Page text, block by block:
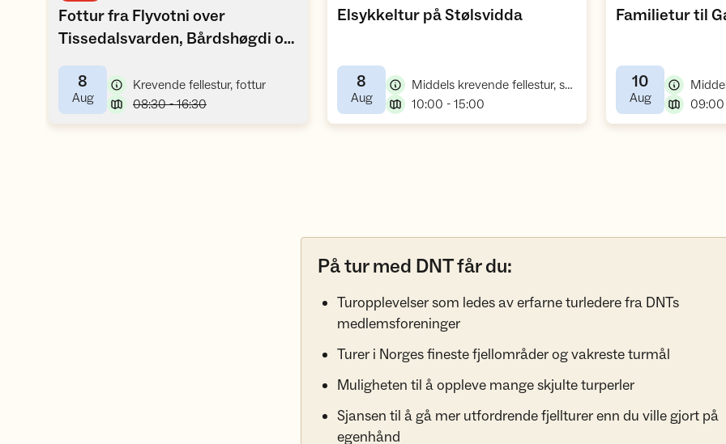
Fottur fra Flyvotni over
Tissedalsvarden, Bårdshøgdi og
ned til Øvrevoll
8
Aug,
Krevende fellestur, fottur,
08:30 - 16:30,
Elsykkeltur på Stølsvidda,
8
Aug,
Middels krevende fellestur, sykkeltur
10:00 - 15:00
Familietur til
10
Aug,
09:00
På tur med DNT får du:
Turopplevelser som ledes av erfarne turledere fra DNTs
medlemsforeninger
Turer i Norges fineste fjellområder og vakreste turmål
Muligheten til å oppleve mange skjulte turperler
Sjansen til å gå mer utfordrende fjellturer enn du ville gjort på
egenhånd